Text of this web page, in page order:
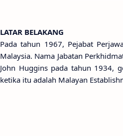
LATAR BELAKANG
Pada tahun 1967, Pejabat
Malaysia. Nama Jabatan
John Huggins pada tahun 1934,
ketika itu adalah Malayan